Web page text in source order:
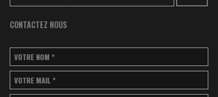
CONTACTEZ NOUS
VOTRE NOM *
VOTRE MAIL *